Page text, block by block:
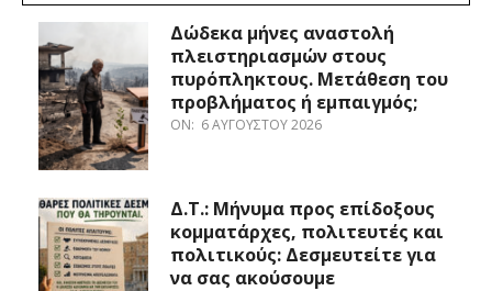
Δώδεκα μήνες αναστολή
πλειστηριασμών στους
πυρόπληκτους. Μετάθεση του
προβλήματος ή εμπαιγμός;
ON: 6 ΑΥΓΟΎΣΤΟΥ 2026
Δ.Τ.: Μήνυμα προς επίδοξους
κομματάρχες, πολιτευτές και
πολιτικούς: Δεσμευτείτε για
να σας ακούσουμε